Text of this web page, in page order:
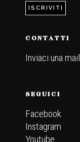
CONTATTI
Inviaci una mail
SEGUICI
Facebook
Instagram
Youtube